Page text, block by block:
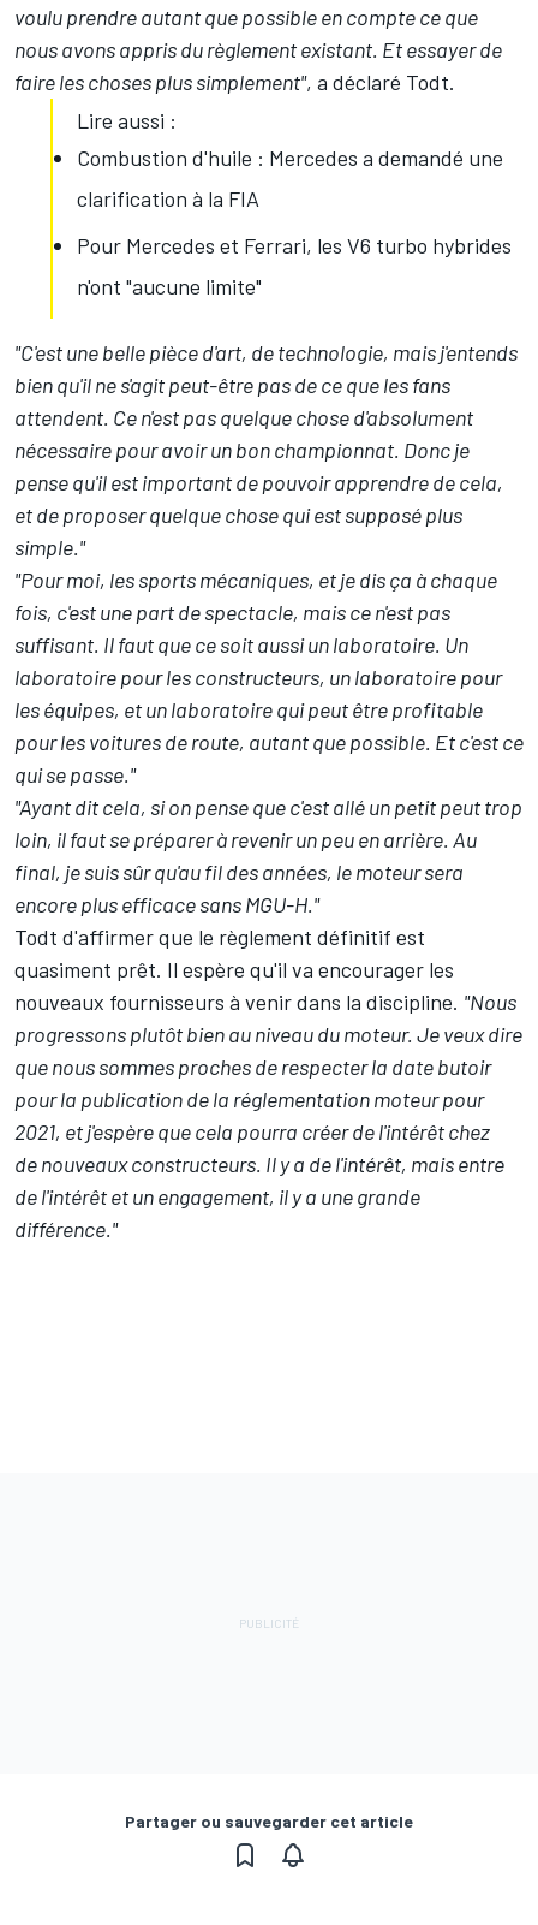
voulu prendre autant que possible en compte ce que
nous avons appris du règlement existant. Et essayer de
faire les choses plus simplement", a déclaré Todt.
Lire aussi :
Combustion d'huile : Mercedes a demandé une
clarification à la FIA
Pour Mercedes et Ferrari, les V6 turbo hybrides
n'ont "aucune limite"
"C'est une belle pièce d'art, de technologie, mais j'entends
bien qu'il ne s'agit peut-être pas de ce que les fans
attendent. Ce n'est pas quelque chose d'absolument
nécessaire pour avoir un bon championnat. Donc je
pense qu'il est important de pouvoir apprendre de cela,
et de proposer quelque chose qui est supposé plus
simple."
"Pour moi, les sports mécaniques, et je dis ça à chaque
fois, c'est une part de spectacle, mais ce n'est pas
suffisant. Il faut que ce soit aussi un laboratoire. Un
laboratoire pour les constructeurs, un laboratoire pour
les équipes, et un laboratoire qui peut être profitable
pour les voitures de route, autant que possible. Et c'est ce
qui se passe."
"Ayant dit cela, si on pense que c'est allé un petit peut trop
loin, il faut se préparer à revenir un peu en arrière. Au
final, je suis sûr qu'au fil des années, le moteur sera
encore plus efficace sans MGU-H."
Todt d'affirmer que le règlement définitif est
quasiment prêt. Il espère qu'il va encourager les
nouveaux fournisseurs à venir dans la discipline. "Nous
progressons plutôt bien au niveau du moteur. Je veux dire
que nous sommes proches de respecter la date butoir
pour la publication de la réglementation moteur pour
2021, et j'espère que cela pourra créer de l'intérêt chez
de nouveaux constructeurs. Il y a de l'intérêt, mais entre
de l'intérêt et un engagement, il y a une grande
différence."
Partager ou sauvegarder cet article